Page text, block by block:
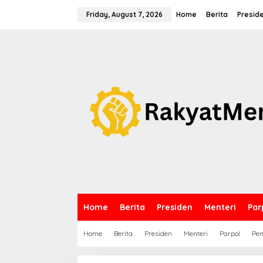
Friday, August 7, 2026 Home Berita
Home Berita Presiden Menteri
Home Berita Presiden Menteri Parpol